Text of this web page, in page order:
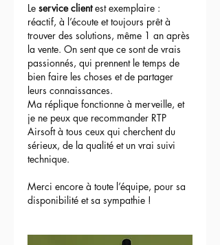
Le service client est exemplaire :
réactif, à l’écoute et toujours prêt à
trouver des solutions, même 1 an après
la vente. On sent que ce sont de vrais
passionnés, qui prennent le temps de
bien faire les choses et de partager
leurs connaissances.
Ma réplique fonctionne à merveille, et
je ne peux que recommander RTP
Airsoft à tous ceux qui cherchent du
sérieux, de la qualité et un vrai suivi
technique.
Merci encore à toute l’équipe, pour sa
disponibilité et sa sympathie !